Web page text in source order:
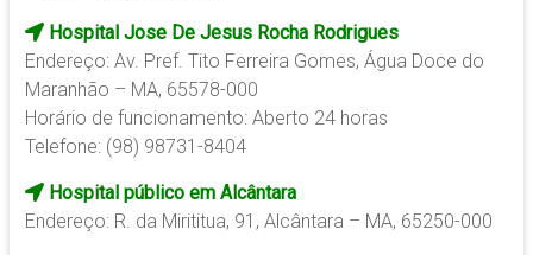
Hospital Jose De Jesus Rocha Rodrigues
Endereço: Av. Pref. Tito Ferreira Gomes, Água Doce do
Maranhão – MA, 65578-000
Horário de funcionamento: Aberto 24 horas
Telefone: (98) 98731-8404
Hospital público em Alcântara
Endereço: R. da Mirititua, 91, Alcântara – MA, 65250-000